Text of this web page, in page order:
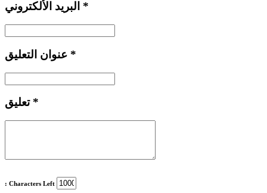
*
*
تعليق *
: Characters Left